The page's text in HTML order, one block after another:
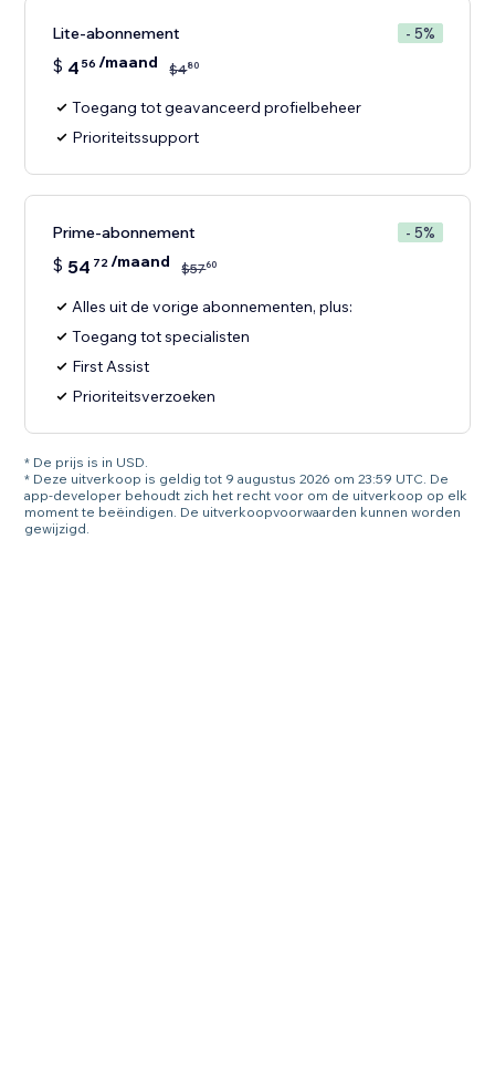
Lite-abonnement - 5%
$ 4 56 /maand $480
Toegang tot geavanceerd profielbeheer
Prioriteitssupport
Prime-abonnement - 5%
$ 54 72/maand $5760
Alles uit de vorige abonnementen, plus:
Toegang tot specialisten
First Assist
Prioriteitsverzoeken
* De prijs is in USD.
* Deze uitverkoop is geldig tot 9 augustus 2026 om 23:59 UTC. De
app-developer behoudt zich het recht voor om de uitverkoop op elk
moment te beëindigen. De uitverkoopvoorwaarden kunnen worden
gewijzigd.